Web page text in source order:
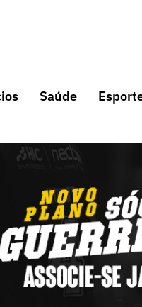
Saúde